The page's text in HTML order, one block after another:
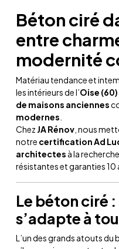
Béton ciré
entre
modernité
Matériau tendance et
les intérieurs de l’Oise (60)
de maisons anciennes
modernes
Chez JA Rénov , nous
notre certification Ad
architectes à la
résistantes et garanties 10
Le béton ciré
s’adapte à
L’un des grands atouts du